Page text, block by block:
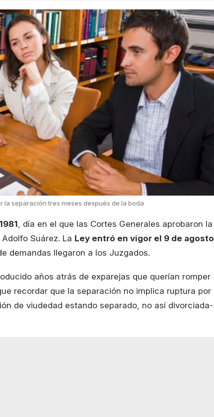
la separación tres meses después de la boda
, día en el que las Cortes Generales aprobaron la
Suárez. La Ley entró en vigor el 9 de agosto
demandas llegaron a los Juzgados.
años atrás de exparejas que querían romper
recordar que la separación no implica ruptura por
de viudedad estando separado, no así divorciada-